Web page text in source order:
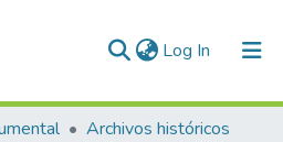
Log In (current)
Archivos históricos